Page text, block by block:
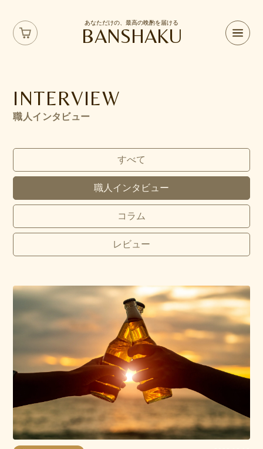
あなただけの、最高の晩酌を届ける
BANSHAKU
INTERVIEW
職人インタビュー
すべて
職人インタビュー
コラム
レビュー